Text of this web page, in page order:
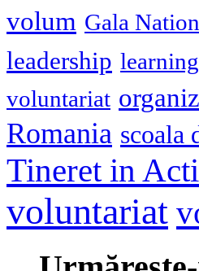
volum Gala
leadership learning
voluntariat
Romania scoala
Tineret in
voluntariat